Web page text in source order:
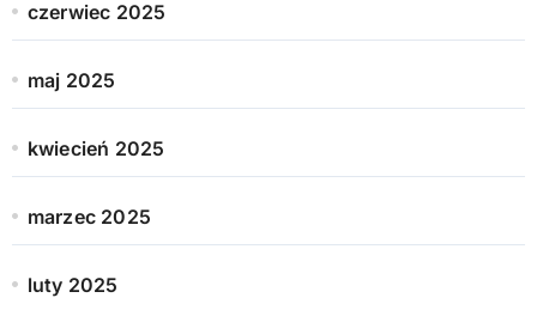
czerwiec 2025
maj 2025
kwiecień 2025
marzec 2025
luty 2025